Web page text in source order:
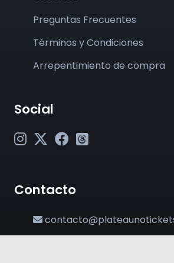
Preguntas Frecuentes
Términos y Condiciones
Arrepentimiento de compra
Social
Contacto